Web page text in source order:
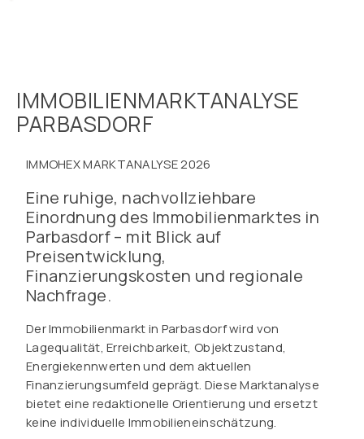
IMMOBILIENMARKTANALYSE
PARBASDORF
IMMOHEX MARKTANALYSE 2026
Eine ruhige, nachvollziehbare
Einordnung des Immobilienmarktes in
Parbasdorf – mit Blick auf
Preisentwicklung,
Finanzierungskosten und regionale
Nachfrage.
Der Immobilienmarkt in Parbasdorf wird von
Lagequalität, Erreichbarkeit, Objektzustand,
Energiekennwerten und dem aktuellen
Finanzierungsumfeld geprägt. Diese Marktanalyse
bietet eine redaktionelle Orientierung und ersetzt
keine individuelle Immobilieneinschätzung.